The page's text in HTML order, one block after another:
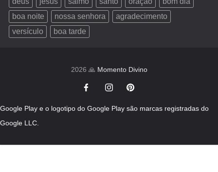
boa noite
nossa senhora
agradecimento
versículo
boa tarde
2026 🙏 Momento Divino
Google Play e o logotipo do Google Play são marcas registradas do
Google LLC.